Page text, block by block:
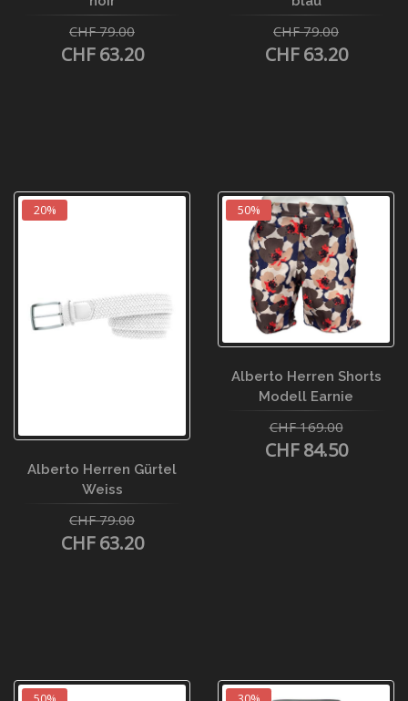
CHF 79.00
CHF 63.20
CHF 79.00
CHF 63.20
20%
Alberto Herren Gürtel
Weiss
CHF 79.00
CHF 63.20
50%
Alberto Herren Shorts
Modell Earnie
CHF 169.00
CHF 84.50